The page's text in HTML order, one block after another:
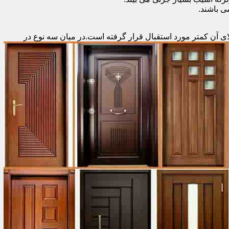
باشند.
آن کمتر مورد استقبال قرار گرفته است.در میان سه نوع در